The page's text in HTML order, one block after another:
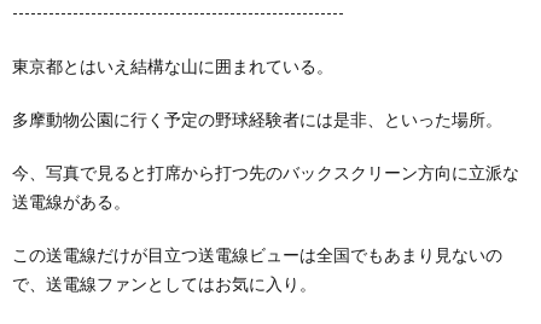
-------------------------------------------------------
東京都とはいえ結構な山に囲まれている。
多摩動物公園に行く予定の野球経験者には是非、といった場所。
今、写真で見ると打席から打つ先のバックスクリーン方向に立派な
送電線がある。
この送電線だけが目立つ送電線ビューは全国でもあまり見ないの
で、送電線ファンとしてはお気に入り。